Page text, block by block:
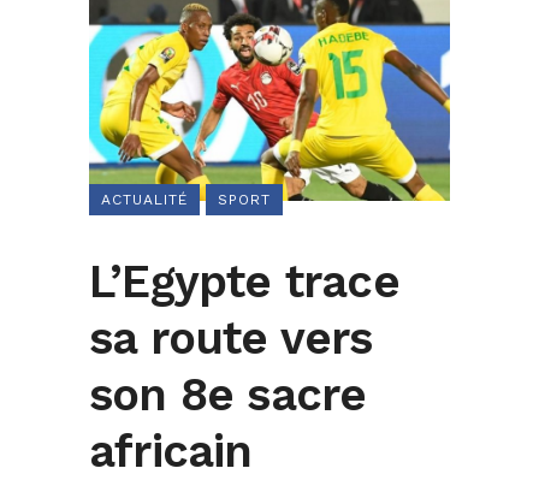
ACTUALITÉ SPORT
L’Egypte trace
sa route vers
son 8e sacre
africain